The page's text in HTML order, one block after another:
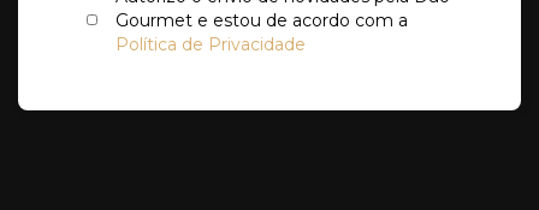
Gourmet e estou de acordo com a
Política de Privacidade